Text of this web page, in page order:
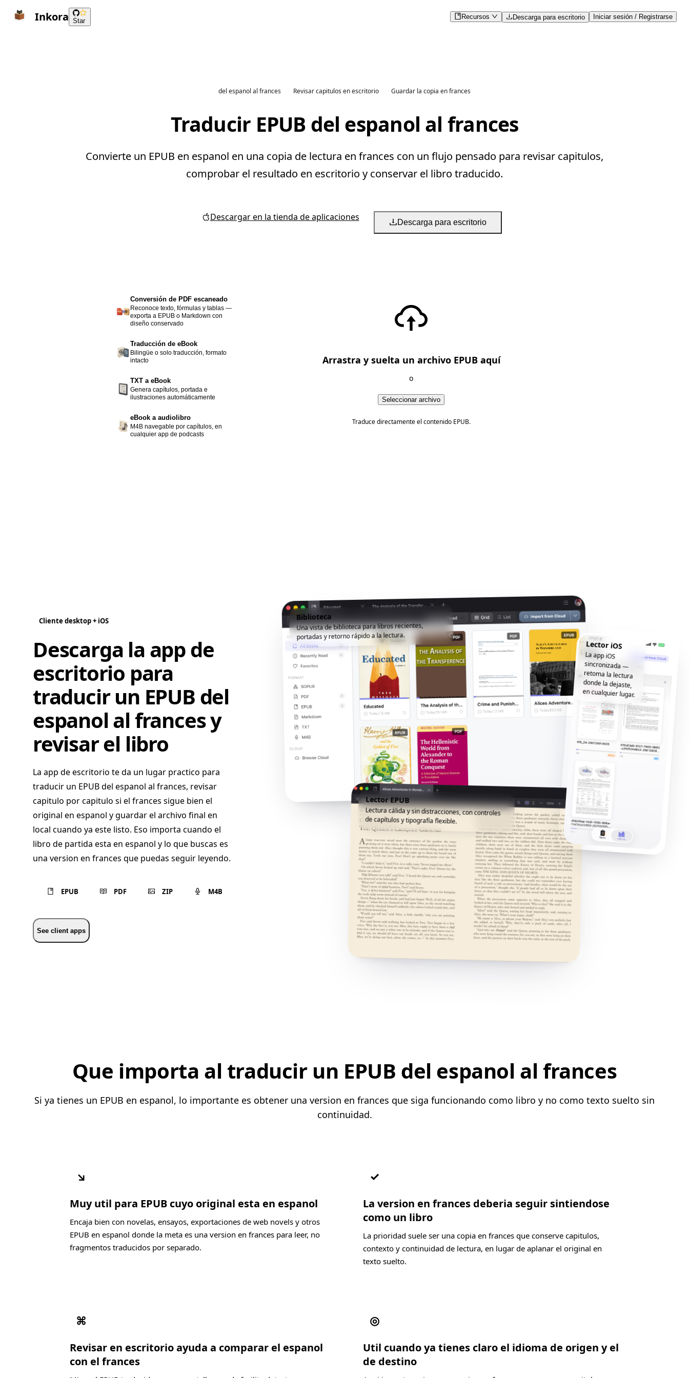
Inkora Star
Recursos Descarga para escritorio Iniciar sesión / Registrarse
del espanol al frances Revisar capitulos en escritorio Guardar la copia en frances
Traducir EPUB del espanol al frances
Convierte un EPUB en espanol en una copia de lectura en frances con un flujo pensado para revisar capitulos,
comprobar el resultado en escritorio y conservar el libro traducido.
Descargar en la tienda de aplicaciones Descarga para escritorio
Conversión de PDF escaneado
Reconoce texto, fórmulas y tablas —
exporta a EPUB o Markdown con
diseño conservado
Traducción de eBook
Bilingüe o solo traducción, formato
intacto
TXT a eBook
Genera capítulos, portada e
ilustraciones automáticamente
eBook a audiolibro
M4B navegable por capítulos, en
cualquier app de podcasts
Arrastra y suelta un archivo EPUB aquí
o
Seleccionar archivo
Traduce directamente el contenido EPUB.
Cliente desktop + iOS
Descarga la app de
escritorio para
traducir un EPUB del
espanol al frances y
revisar el libro
La app de escritorio te da un lugar practico para
traducir un EPUB del espanol al frances, revisar
capitulo por capitulo si el frances sigue bien el
original en espanol y guardar el archivo final en
local cuando ya este listo. Eso importa cuando el
libro de partida esta en espanol y lo que buscas es
una version en frances que puedas seguir leyendo.
EPUB PDF ZIP M4B
See client apps
Biblioteca
Una vista de biblioteca para libros recientes,
portadas y retorno rápido a la lectura.
Lector EPUB
Lectura cálida y sin distracciones, con controles
de capítulos y tipografía flexible.
Lector iOS
La app iOS
sincronizada —
retoma la lectura
donde la dejaste,
en cualquier lugar.
Que importa al traducir un EPUB del espanol al frances
Si ya tienes un EPUB en espanol, lo importante es obtener una version en frances que siga funcionando como libro y no como texto suelto sin
continuidad.
↘
Muy util para EPUB cuyo original esta en espanol
Encaja bien con novelas, ensayos, exportaciones de web novels y otros
EPUB en espanol donde la meta es una version en frances para leer, no
fragmentos traducidos por separado.
✓
La version en frances deberia seguir sintiendose
como un libro
La prioridad suele ser una copia en frances que conserve capitulos,
contexto y continuidad de lectura, en lugar de aplanar el original en
texto suelto.
⌘
Revisar en escritorio ayuda a comparar el espanol
con el frances
◎
Util cuando ya tienes claro el idioma de origen y el
de destino